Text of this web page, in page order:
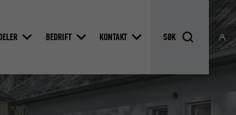
BEDRIFT KONTAKT